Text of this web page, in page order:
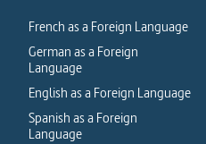
French as a Foreign Language
German as a Foreign
Language
English as a Foreign Language
Spanish as a Foreign
Language